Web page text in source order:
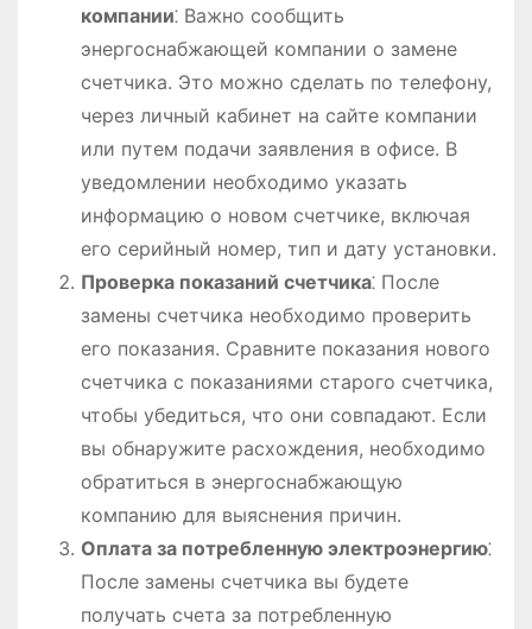
компании⁚ Важно сообщить
энергоснабжающей компании о замене
счетчика. Это можно сделать по телефону,
через личный кабинет на сайте компании
или путем подачи заявления в офисе. В
уведомлении необходимо указать
информацию о новом счетчике, включая
его серийный номер, тип и дату установки.
Проверка показаний счетчика⁚ После
замены счетчика необходимо проверить
его показания. Сравните показания нового
счетчика с показаниями старого счетчика,
чтобы убедиться, что они совпадают. Если
вы обнаружите расхождения, необходимо
обратиться в энергоснабжающую
компанию для выяснения причин.
Оплата за потребленную электроэнергию⁚
После замены счетчика вы будете
получать счета за потребленную